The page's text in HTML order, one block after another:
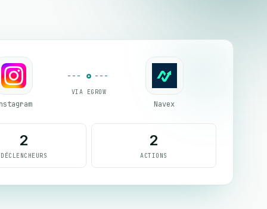
VIA EGROW
Navex
2
DÉCLENCHEURS
2
ACTIONS